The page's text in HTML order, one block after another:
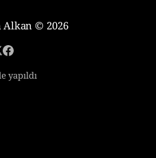
Alkan © 2026
yapıldı